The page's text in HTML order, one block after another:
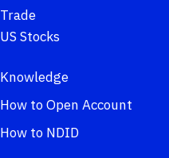
Trade
US Stocks
Knowledge
How to Open Account
How to NDID